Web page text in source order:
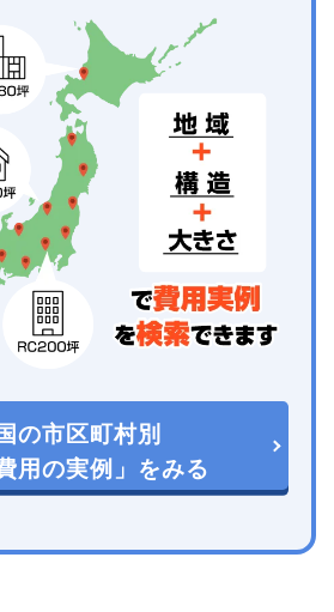
の市区町村別
用の実例」をみる